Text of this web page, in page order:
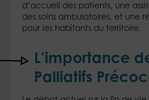
d’accueil des patients, une
des soins ambulatoires, et une
pour les habitants du territoire.
L’importance
Palliatifs